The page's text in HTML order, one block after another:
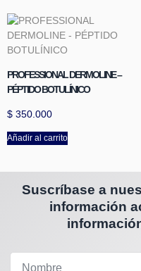
PROFESSIONAL DERMOLINE –
PÉPTIDO BOTULÍNICO
$ 350.000
Añadir al carrito
Suscríbase a
información